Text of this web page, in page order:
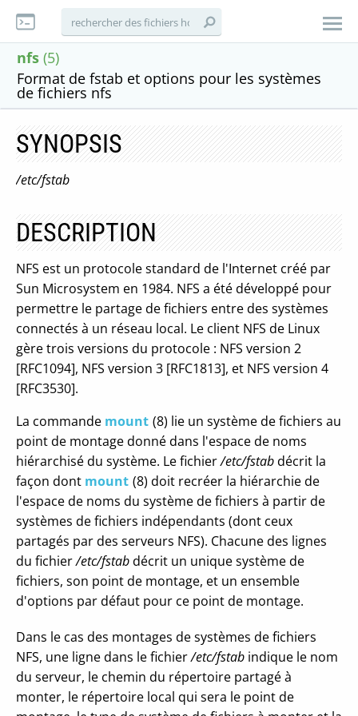
nfs (5)
Format de fstab et options pour les systèmes
de fichiers nfs
SYNOPSIS
/etc/fstab
DESCRIPTION
NFS est un protocole standard de l'Internet créé par
Sun Microsystem en 1984. NFS a été développé pour
permettre le partage de fichiers entre des systèmes
connectés à un réseau local. Le client NFS de Linux
gère trois versions du protocole : NFS version 2
[RFC1094], NFS version 3 [RFC1813], et NFS version 4
[RFC3530].
La commande mount (8) lie un système de fichiers au
point de montage donné dans l'espace de noms
hiérarchisé du système. Le fichier/etc/fstabdécrit la
façon dont mount (8) doit recréer la hiérarchie de
l'espace de noms du système de fichiers à partir de
systèmes de fichiers indépendants (dont ceux
partagés par des serveurs NFS). Chacune des lignes
du fichier/etc/fstabdécrit un unique système de
fichiers, son point de montage, et un ensemble
d'options par défaut pour ce point de montage.
Dans le cas des montages de systèmes de fichiers
NFS, une ligne dans le fichier/etc/fstab indique le nom
du serveur, le chemin du répertoire partagé à
monter, le répertoire local qui sera le point de